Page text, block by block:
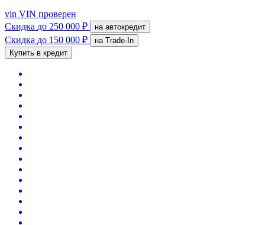
vin VIN проверен
Скидка до 250 000 ₽ на автокредит
Скидка до 150 000 ₽
на Trade-In
Купить в кредит